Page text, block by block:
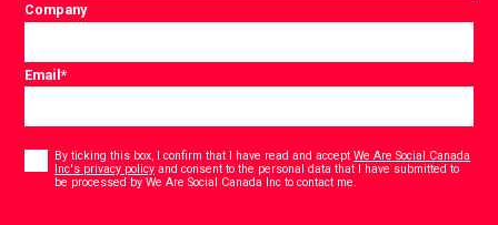
Company
Email*
Consent
By ticking this box, I confirm that I have read and acceptWe Are Social Canada
Inc's privacy policy and consent to the personal data that I have submitted to
be processed by We Are Social Canada Inc to contact me.